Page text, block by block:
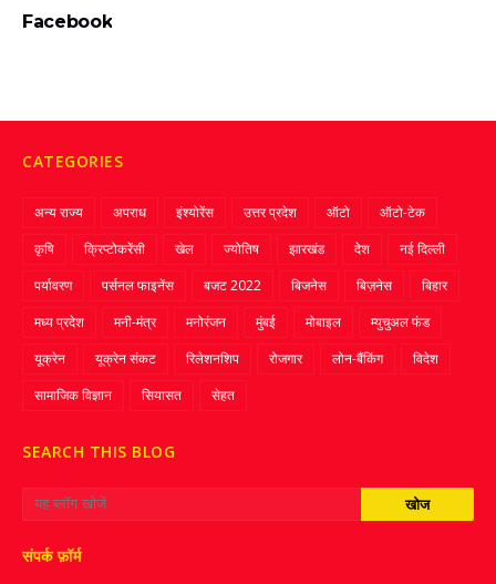
Facebook
CATEGORIES
अन्य राज्य अपराध इंश्योरेंस उत्तर प्रदेश ऑटो
ऑटो-टेक
कृषि
क्रिप्‍टोकरेंसी खेल ज्‍योतिष झारखंड देश
नई दिल्ली
पर्यावरण
पर्सनल फाइनेंस बजट 2022 बिजनेस बिज़नेस
बिहार
मध्य प्रदेश
मनी-मंत्र मनोरंजन मुंबई मोबाइल
म्‍युचुअल फंड
यूक्रेन
यूक्रेन संकट रिलेशनशिप रोजगार लोन-बैंकिंग
विदेश
सामाजिक विज्ञान
सियासत सेहत
SEARCH THIS BLOG
संपर्क फ़ॉर्म